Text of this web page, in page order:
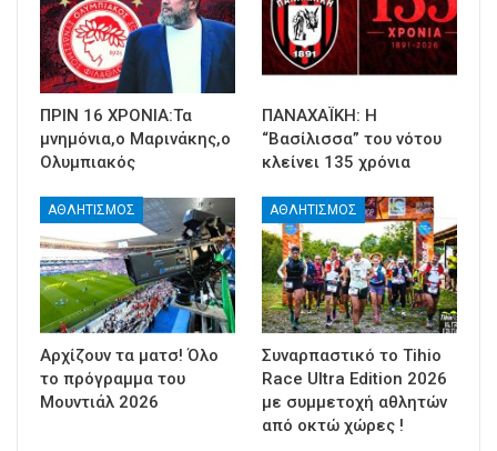
ΠΡΙΝ 16 ΧΡΟΝΙΑ:Τα
μνημόνια,ο Μαρινάκης,ο
Ολυμπιακός
ΠΑΝΑΧΑΪΚΗ: Η
“Βασίλισσα” του νότου
κλείνει 135 χρόνια
ΑΘΛΗΤΙΣΜΟΣ
Αρχίζουν τα ματσ! Όλο
το πρόγραμμα του
Μουντιάλ 2026
ΑΘΛΗΤΙΣΜΟΣ
Συναρπαστικό το Tihio
Race Ultra Edition 2026
με συμμετοχή αθλητών
από οκτώ χώρες !